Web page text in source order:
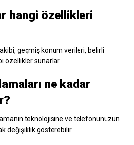
hangi özellikleri
geçmiş konum verileri, belirli
özellikler sunarlar.
ne kadar
teknolojisine ve telefonunuzun
değişiklik gösterebilir.